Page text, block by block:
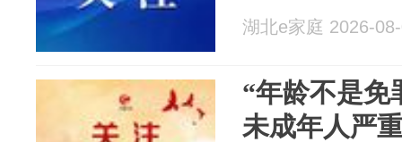
湖北e家庭 2026-
“年龄不是免
未成年人严